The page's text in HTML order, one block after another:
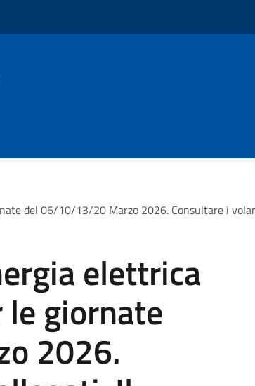
del 06/10/13/20 Marzo 2026. Consultare i
elettrica
le giornate
2026.